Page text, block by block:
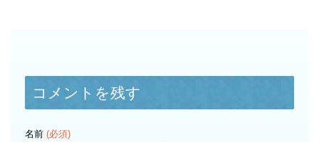
コメントを残す
名前 (必須)